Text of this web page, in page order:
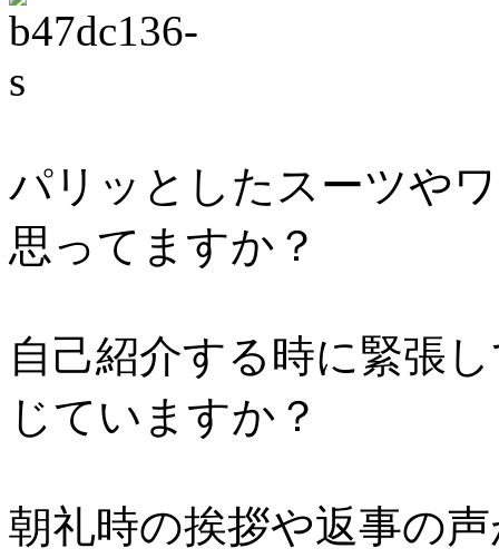
パリッとしたスーツや
思ってますか？
自己紹介する時に緊張
じていますか？
朝礼時の挨拶や返事の